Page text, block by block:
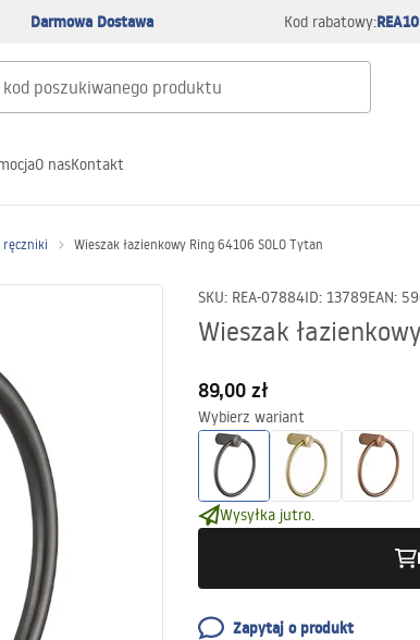
Darmowa Dostawa Kod rabatowy:REA10
O nasKontakt
ręczniki Wieszak łazienkowy Ring 64106 SOLO Tytan
SKU: REA-07884ID: 13789EAN:
Wieszak
89,00 zł
Wybierz wariant
Wysyłka jutro.
Zapytaj o produkt